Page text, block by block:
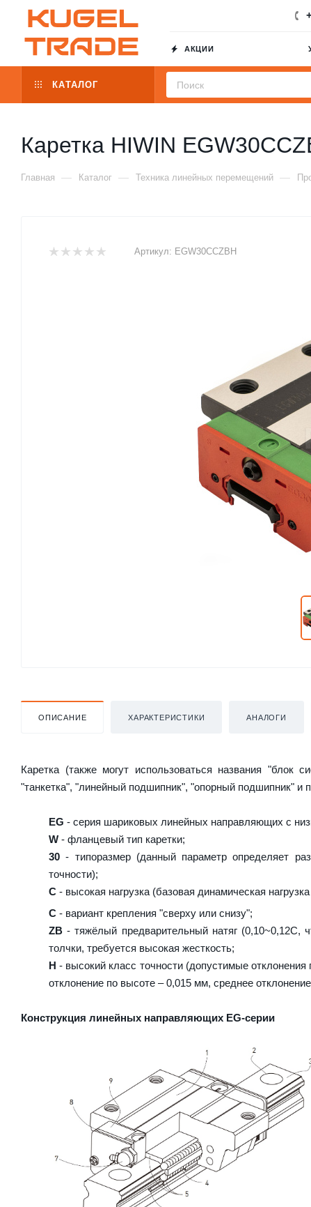
АКЦИИ
КАТАЛОГ
Каретка HIWIN
Главная — Каталог — Техника линейных перемещений —
Артикул: EGW30CCZBH
ОПИСАНИЕ ХАРАКТЕРИСТИКИ АНАЛОГИ
Каретка (также могут использоваться названия "блок
"танкетка", "линейный подшипник", "опорный подшипник" и
EG - серия шариковых линейных направляющих с
W - фланцевый тип каретки;
30 - типоразмер (данный параметр определяет
точности);
C - высокая нагрузка (базовая динамическая
C - вариант крепления "сверху или снизу";
ZB - тяжёлый предварительный натяг (0,10~0,12C,
толчки, требуется высокая жесткость;
H - высокий класс точности (допустимые
отклонение по высоте – 0,015 мм, среднее
Конструкция линейных направляющих EG-серии